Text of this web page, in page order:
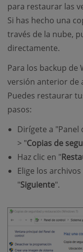
para restaurar las
Si has hecho una
través de la nube,
directamente.
Para los backup de
versión anterior de
Puedes restaurar
pasos:
Dirígete a "Panel
> "Copias de
Haz clic en "
Elige los
"Siguiente".